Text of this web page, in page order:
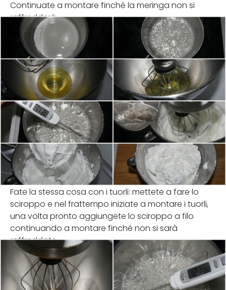
Continuate a montare finché la meringa non si
raffredderà.
Fate la stessa cosa con i tuorli: mettete a fare lo
sciroppo e nel frattempo iniziate a montare i tuorli,
una volta pronto aggiungete lo sciroppo a filo
continuando a montare finché non si sarà
raffreddato.